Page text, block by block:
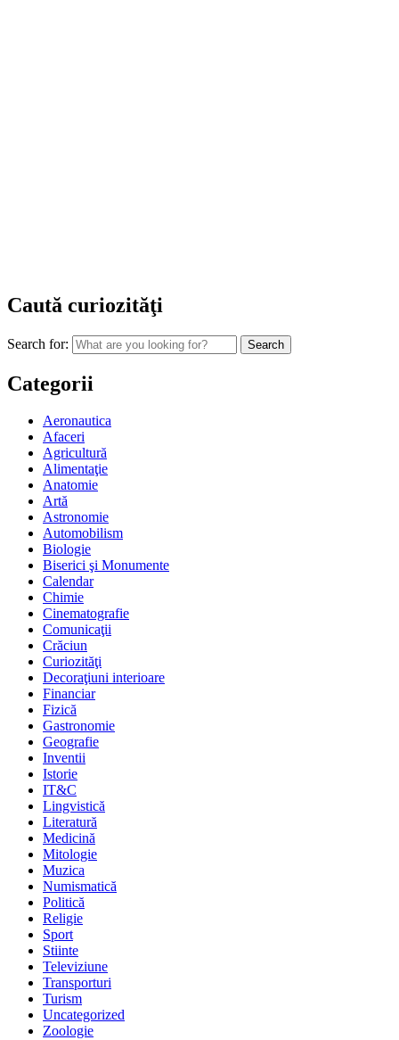
Caută curiozităţi
Search for:
Categorii
Aeronautica
Afaceri
Agricultură
Alimentaţie
Anatomie
Artă
Astronomie
Automobilism
Biologie
Biserici şi Monumente
Calendar
Chimie
Cinematografie
Comunicaţii
Crăciun
Curiozităţi
Decoraţiuni interioare
Financiar
Fizică
Gastronomie
Geografie
Inventii
Istorie
IT&C
Lingvistică
Literatură
Medicină
Mitologie
Muzica
Numismatică
Politică
Religie
Sport
Stiinte
Televiziune
Transporturi
Turism
Uncategorized
Zoologie